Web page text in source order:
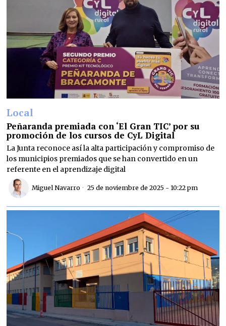
Local
Peñaranda premiada con ‘El Gran TIC’ por su
promoción de los cursos de CyL Digital
La Junta reconoce así la alta participación y compromiso de
los municipios premiados que se han convertido en un
referente en el aprendizaje digital
Miguel Navarro 25 de noviembre de 2025 - 10:22 pm